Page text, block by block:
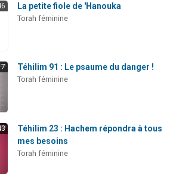
La petite fiole de 'Hanouka
Torah féminine
Téhilim 91 : Le psaume du danger !
Torah féminine
Téhilim 23 : Hachem répondra à tous
mes besoins
Torah féminine